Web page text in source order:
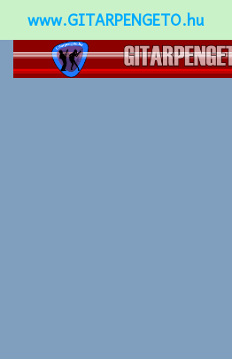
www.GITARPENGETO.hu
Népszerű-